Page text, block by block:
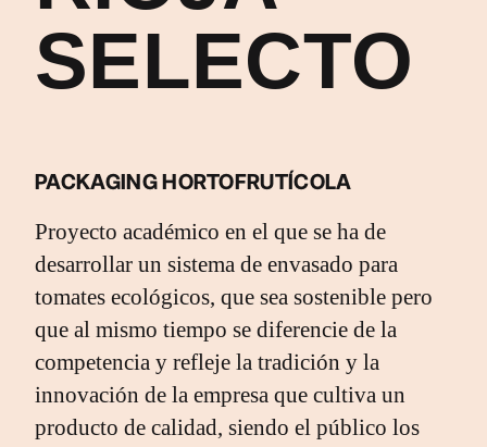
SELECTO
PACKAGING HORTOFRUTÍCOLA
Proyecto académico en el que se ha de
desarrollar un sistema de envasado para
tomates ecológicos, que sea sostenible pero
que al mismo tiempo se diferencie de la
competencia y refleje la tradición y la
innovación de la empresa que cultiva un
producto de calidad, siendo el público los